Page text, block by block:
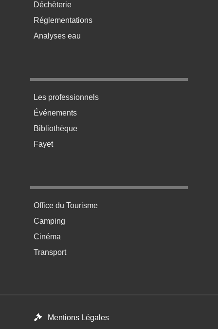
Déchèterie
Réglementations
Analyses eau
Menu pratique bas de page 3
Les professionnels
Événements
Bibliothèque
Fayet
Menu pratique bas de page 4
Office du Tourisme
Camping
Cinéma
Transport
Mentions Légales